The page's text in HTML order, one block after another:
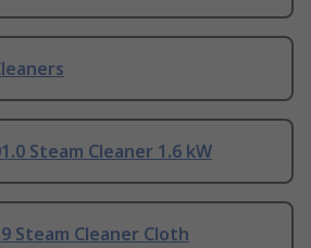
Steam Cleaner 1.6 kW
Steam Cleaner Cloth